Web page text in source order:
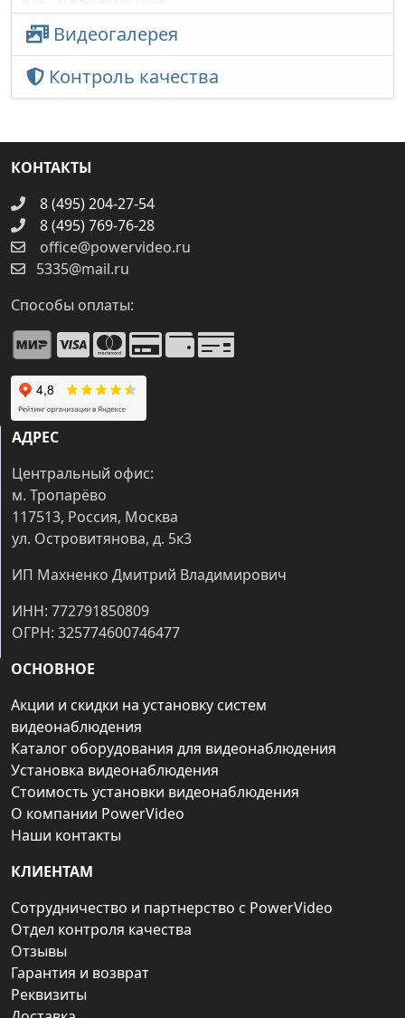
Видеогалерея
Контроль качества
КОНТАКТЫ
8 (495) 204-27-54
8 (495) 769-76-28
office@powervideo.ru
5335@mail.ru
Способы оплаты:
АДРЕС
Центральный офис:
м. Тропарёво
117513, Россия, Москва
ул. Островитянова, д. 5к3
ИП Махненко Дмитрий Владимирович
ИНН: 772791850809
ОГРН: 325774600746477
ОСНОВНОЕ
Акции и скидки на установку систем
видеонаблюдения
Каталог оборудования для видеонаблюдения
Установка видеонаблюдения
Стоимость установки видеонаблюдения
О компании PowerVideo
Наши контакты
КЛИЕНТАМ
Сотрудничество и партнерство с PowerVideo
Отдел контроля качества
Отзывы
Гарантия и возврат
Реквизиты